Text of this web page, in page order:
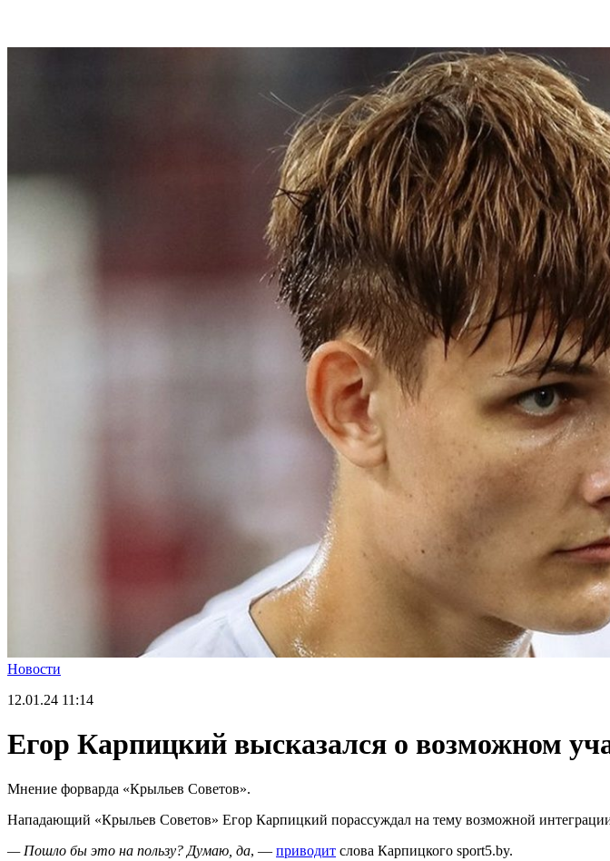
Новости
12.01.24 11:14
Егор Карпицкий высказался о возможном
Мнение форварда «Крыльев Советов».
Нападающий «Крыльев Советов» Егор Карпицкий порассуждал на тему возможной
— Пошло бы это на пользу? Думаю, да, — приводит слова Карпицкого sport5.by.